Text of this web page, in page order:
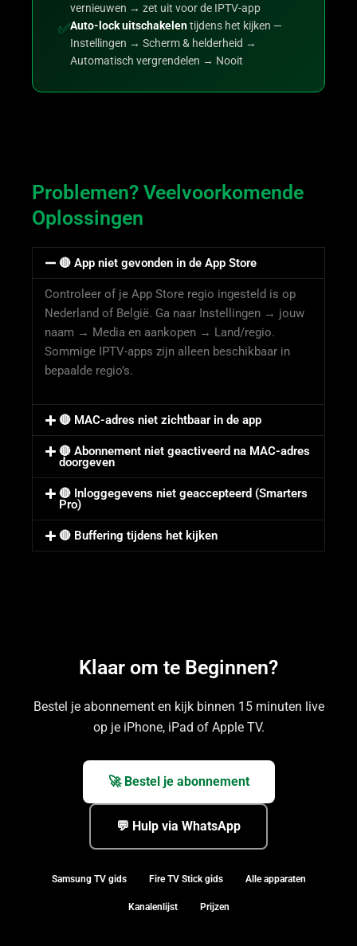
vernieuwen → zet uit voor de IPTV-app
✅Auto-lock uitschakelentijdens het kijken —
Instellingen → Scherm & helderheid →
Automatisch vergrendelen → Nooit
Problemen? Veelvoorkomende
Oplossingen
🔴 App niet gevonden in de App Store
Controleer of je App Store regio ingesteld is op
Nederland of België. Ga naar Instellingen → jouw
naam → Media en aankopen → Land/regio.
Sommige IPTV-apps zijn alleen beschikbaar in
bepaalde regio’s.
🔴 MAC-adres niet zichtbaar in de app
🔴 Abonnement niet geactiveerd na MAC-adres
doorgeven
🔴 Inloggegevens niet geaccepteerd (Smarters
Pro)
🔴 Buffering tijdens het kijken
Klaar om te Beginnen?
Bestel je abonnement en kijk binnen 15 minuten live
op je iPhone, iPad of Apple TV.
🚀 Bestel je abonnement
💬 Hulp via WhatsApp
Samsung TV gids Fire TV Stick gids Alle apparaten
Kanalenlijst Prijzen